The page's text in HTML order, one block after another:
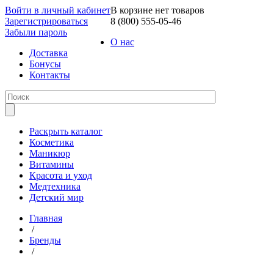
Войти в личный кабинет
Зарегистрироваться
Забыли пароль
В корзине нет товаров
8 (800) 555-05-46
О нас
Доставка
Бонусы
Контакты
Раскрыть каталог
Косметика
Маникюр
Витамины
Красота и уход
Медтехника
Детский мир
Главная
/
Бренды
/